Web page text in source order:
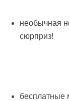
необычная
сюрприз!
бесплатные